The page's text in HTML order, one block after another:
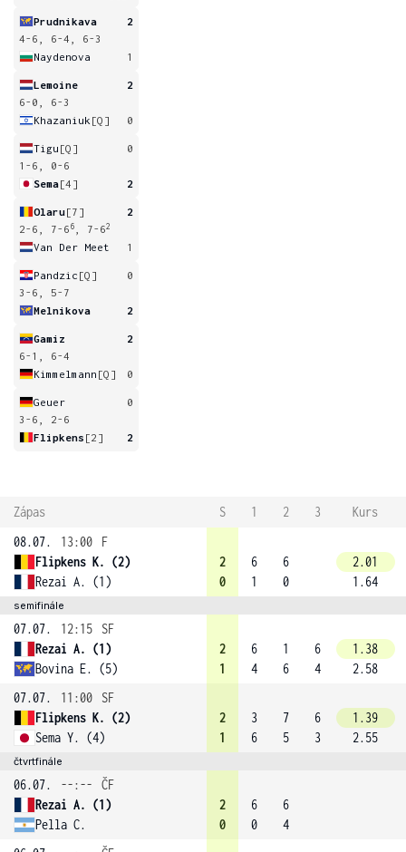
Prudnikava
2
4-6, 6-4, 6-3
Naydenova
1
Lemoine
2
6-0, 6-3
Khazaniuk [Q] 0
Tigu [Q]
0
1-6, 0-6
Sema[4] 2
Olaru[7]
2
2-6, 7-6 6 , 7-62
Van Der Meet 1
Pandzic [Q]
0
3-6, 5-7
Melnikova
2
Gamiz
2
6-1, 6-4
Kimmelmann [Q] 0
Geuer
0
3-6, 2-6
Flipkens [2] 2
Zápas S 1 2 3
Kurs
08.07.
13:00
F
Flipkens K. (2)
Rezai A. (1)
2
0
6
1
6
0
2.01
1.64
semifinále
07.07. 12:15
SF
Rezai A. (1)
Bovina E. (5)
2
1
6
4
1
6
6
4
1.38
2.58
07.07.
11:00
SF
Flipkens K. (2)
Sema Y. (4)
2
1
3
6
7
5
6
3
1.39
2.55
čtvrtfinále
06.07. --:--
ČF
Rezai A. (1)
Pella C.
2
0
6
0
6
4